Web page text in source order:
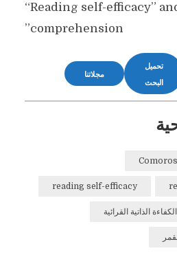
“Reading self-efficacy”
comprehension”
تحميل
البحث
مجلاتنا
Comoros
reading self-efficacy
الكفاءة الذاتية القرائية